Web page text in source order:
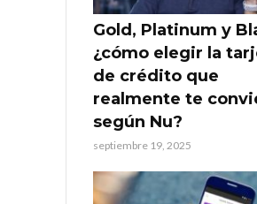
Gold, Platinum y
¿cómo elegir la
de crédito que
realmente te
según Nu?
septiembre 19, 2025